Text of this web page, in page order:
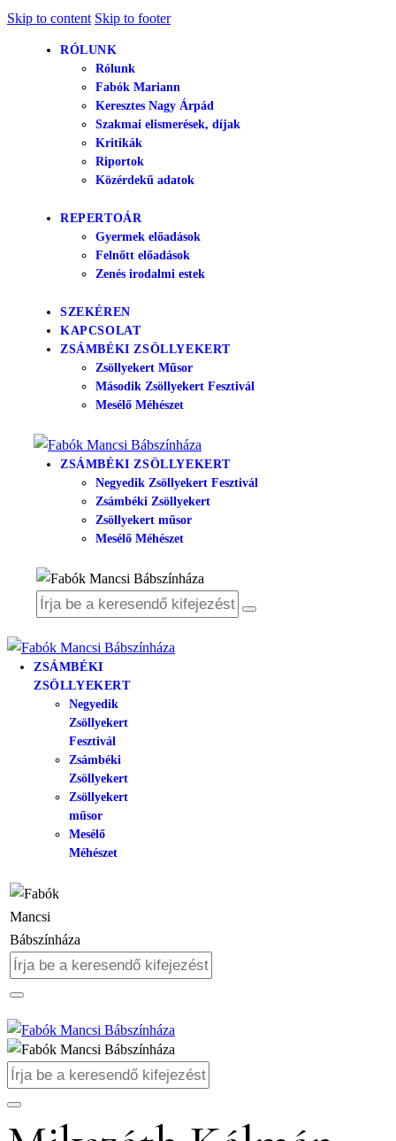
Skip to content Skip to footer
RÓLUNK
Rólunk
Fabók Mariann
Keresztes Nagy Árpád
Szakmai elismerések, díjak
Kritikák
Riportok
Közérdekű adatok
REPERTOÁR
Gyermek előadások
Felnőtt előadások
Zenés irodalmi estek
SZEKÉREN
KAPCSOLAT
ZSÁMBÉKI ZSÖLLYEKERT
Zsöllyekert Műsor
Második Zsöllyekert Fesztivál
Mesélő Méhészet
ZSÁMBÉKI ZSÖLLYEKERT
Negyedik Zsöllyekert Fesztivál
Zsámbéki Zsöllyekert
Zsöllyekert műsor
Mesélő Méhészet
ZSÁMBÉKI
ZSÖLLYEKERT
Negyedik
Zsöllyekert
Fesztivál
Zsámbéki
Zsöllyekert
Zsöllyekert
műsor
Mesélő
Méhészet